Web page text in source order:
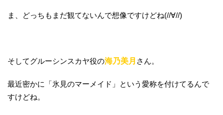
ま、どっちもまだ観てないんで想像ですけどね(//∀//)
そしてグルーシンスカヤ役の海乃美月 さん。
最近密かに「氷見のマーメイド」という愛称を付けてるんで
すけどね。